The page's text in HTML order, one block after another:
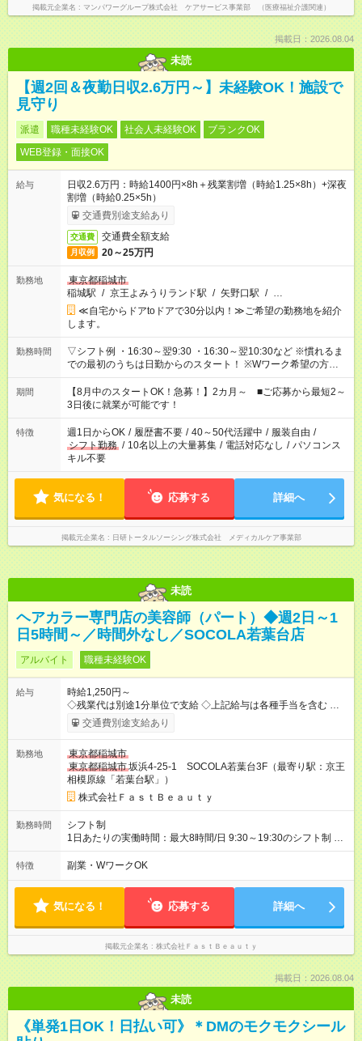
掲載元企業名 マンパワーグループ株式会社 ケアサービス事業部 （医療福祉介護関連）
掲載日：2026.08.04
未読
【週2回＆夜勤日収2.6万円～】未経験OK！施設で
見守り
派遣 職種未経験OK 社会人未経験OK
ブランクOK
WEB登録・面接OK
給与
日収2.6万円：時給1400円×8h＋残業割増（時給1.25×8h）+深夜
割増（時給0.25×5h）
交通費別途支給あり
交通費 交通費全額支給
月収例 20～25万円
勤務地
東京都稲城市
稲城駅 / 京王よみうりランド駅 / 矢野口駅 / …
≪自宅からドアtoドアで30分以内！≫ご希望の勤務地を紹介
します。
勤務時間
▽シフト例 ・16:30～翌9:30 ・16:30～翌10:30など ※慣れるま
での最初のうちは日勤からのスタート！ ※Wワーク希望の方へ
今ご覧のお仕事で希望する勤務時間と、もう1つのお仕事の勤務
時間。 合計で週40時間を超える場合は応募できません。
期間
【8月中のスタートOK！急募！】2カ月～ ■ご応募から最短2～
3日後に就業が可能です！
特徴 週1日からOK / 履歴書不要 / 40～50代活躍中 / 服装自由 /
シフト勤務 / 10名以上の大量募集 / 電話対応なし / パソコンス
キル不要
気になる！ 応募する 詳細へ
掲載元企業名 日研トータルソーシング株式会社 メディカルケア事業部
未読
ヘアカラー専門店の美容師（パート）◆週2日～1
日5時間～／時間外なし／SOCOLA若葉台店
アルバイト 職種未経験OK
給与
時給1,250円～
◇残業代は別途1分単位で支給 ◇上記給与は各種手当を含む ◇毎
月インセンティブポイント付与 ・店舗売上や入客人数などに応
じてインセンティブポイントを付与 ・ポイントは6ヶ月に一度引
理美容師手当あり 研修期間6ヶ月間は以下給与のみ変更あり 時
給1230円 ※交通費支給（～500円/日） ※給与に関しては2025年
度の最低賃金を反映済み ※各都道府県の施行月より適応、入社
時期によっては変動の可能性あり 詳細は、採用担当へお問い合
わせください 【試用期間】試用期間なし
交通費別途支給あり
勤務地
東京都稲城市
東京都稲城市坂浜4-25-1 SOCOLA若葉台3F（最寄り駅：京王
相模原線「若葉台駅」）
株式会社ＦａｓｔＢｅａｕｔｙ
勤務時間
シフト制
1日あたりの実働時間：最大8時間/日 9:30～19:30のシフト制 週
2日～、1日5時間～OK シフトはご希望を伺いながら相談のうえ
決定します 扶養内勤務・ダブルワークOK
特徴 副業・WワークOK
気になる！ 応募する 詳細へ
掲載元企業名 株式会社ＦａｓｔＢｅａｕｔｙ
掲載日：2026.08.04
未読
《単発1日OK！日払い可》＊DMのモクモクシール